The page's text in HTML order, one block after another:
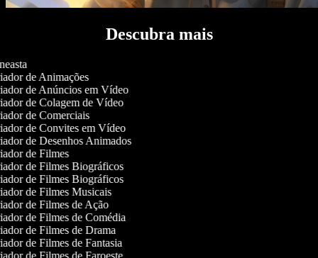
Descubra mais
de Animações
de Anúncios em Vídeo
de Colagem de Vídeo
de Comerciais
de Convites em Vídeo
de Desenhos Animados
de Filmes
de Filmes Biográficos
de Filmes Biográficos
de Filmes Musicais
de Filmes de Ação
de Filmes de Comédia
de Filmes de Drama
de Filmes de Fantasia